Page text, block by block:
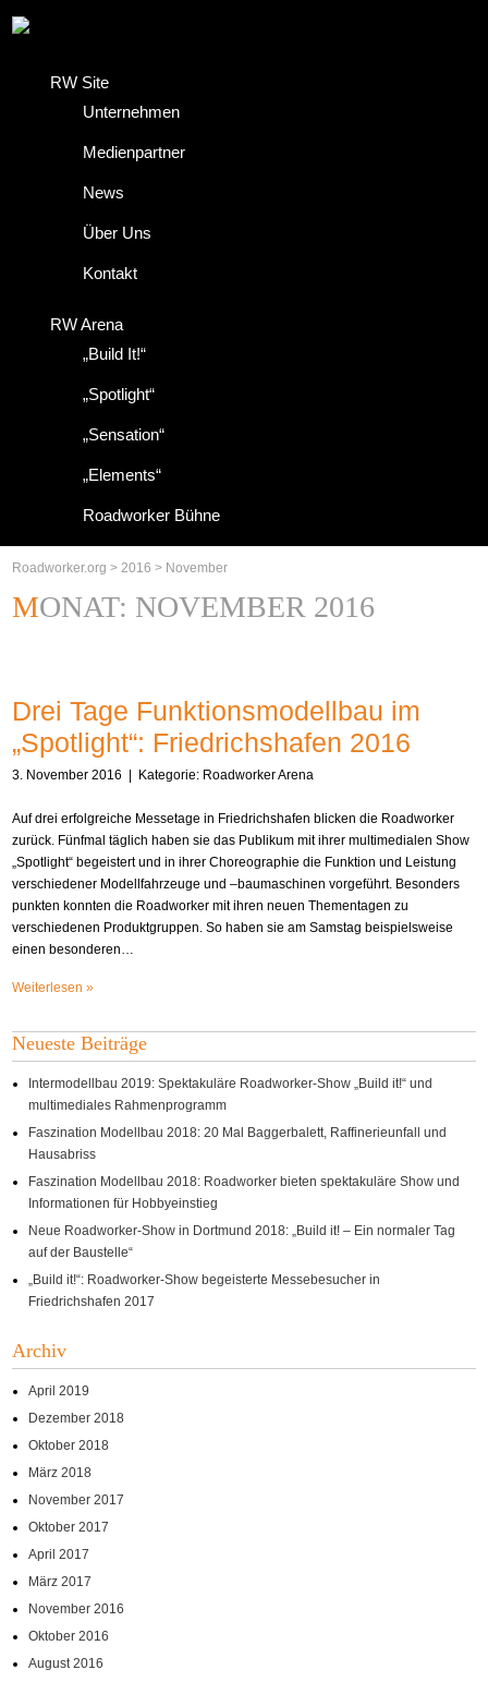
RW Site
Unternehmen
Medienpartner
News
Über Uns
Kontakt
RW Arena
„Build It!“
„Spotlight“
„Sensation“
„Elements“
Roadworker Bühne
Roadworker.org >2016 > November
MONAT: NOVEMBER 2016
Drei Tage Funktionsmodellbau im
„Spotlight“: Friedrichshafen 2016
3. November 2016 | Kategorie: Roadworker Arena
Auf drei erfolgreiche Messetage in Friedrichshafen blicken die Roadworker
zurück. Fünfmal täglich haben sie das Publikum mit ihrer multimedialen Show
„Spotlight“ begeistert und in ihrer Choreographie die Funktion und Leistung
verschiedener Modellfahrzeuge und –baumaschinen vorgeführt. Besonders
punkten konnten die Roadworker mit ihren neuen Thementagen zu
verschiedenen Produktgruppen. So haben sie am Samstag beispielsweise
einen besonderen…
Weiterlesen »
Neueste Beiträge
Intermodellbau 2019: Spektakuläre Roadworker-Show „Build it!“ und
multimediales Rahmenprogramm
Faszination Modellbau 2018: 20 Mal Baggerbalett, Raffinerieunfall und
Hausabriss
Faszination Modellbau 2018: Roadworker bieten spektakuläre Show und
Informationen für Hobbyeinstieg
Neue Roadworker-Show in Dortmund 2018: „Build it! – Ein normaler Tag
auf der Baustelle“
„Build it!“: Roadworker-Show begeisterte Messebesucher in
Friedrichshafen 2017
Archiv
April 2019
Dezember 2018
Oktober 2018
März 2018
November 2017
Oktober 2017
April 2017
März 2017
November 2016
Oktober 2016
August 2016